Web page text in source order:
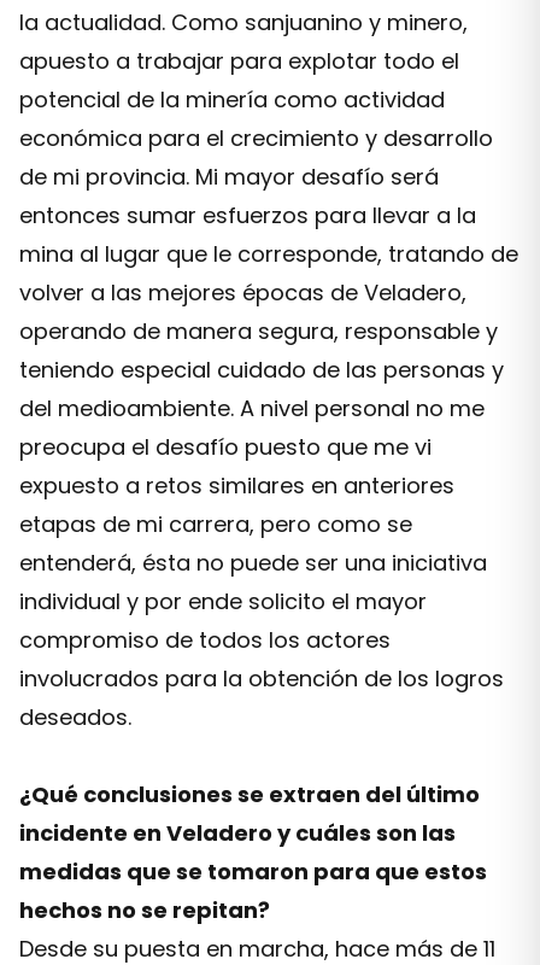
la actualidad. Como sanjuanino y minero,
apuesto a trabajar para explotar todo el
potencial de la minería como actividad
económica para el crecimiento y desarrollo
de mi provincia. Mi mayor desafío será
entonces sumar esfuerzos para llevar a la
mina al lugar que le corresponde, tratando de
volver a las mejores épocas de Veladero,
operando de manera segura, responsable y
teniendo especial cuidado de las personas y
del medioambiente. A nivel personal no me
preocupa el desafío puesto que me vi
expuesto a retos similares en anteriores
etapas de mi carrera, pero como se
entenderá, ésta no puede ser una iniciativa
individual y por ende solicito el mayor
compromiso de todos los actores
involucrados para la obtención de los logros
deseados.
¿Qué conclusiones se extraen del último
incidente en Veladero y cuáles son las
medidas que se tomaron para que estos
hechos no se repitan?
Desde su puesta en marcha, hace más de 11